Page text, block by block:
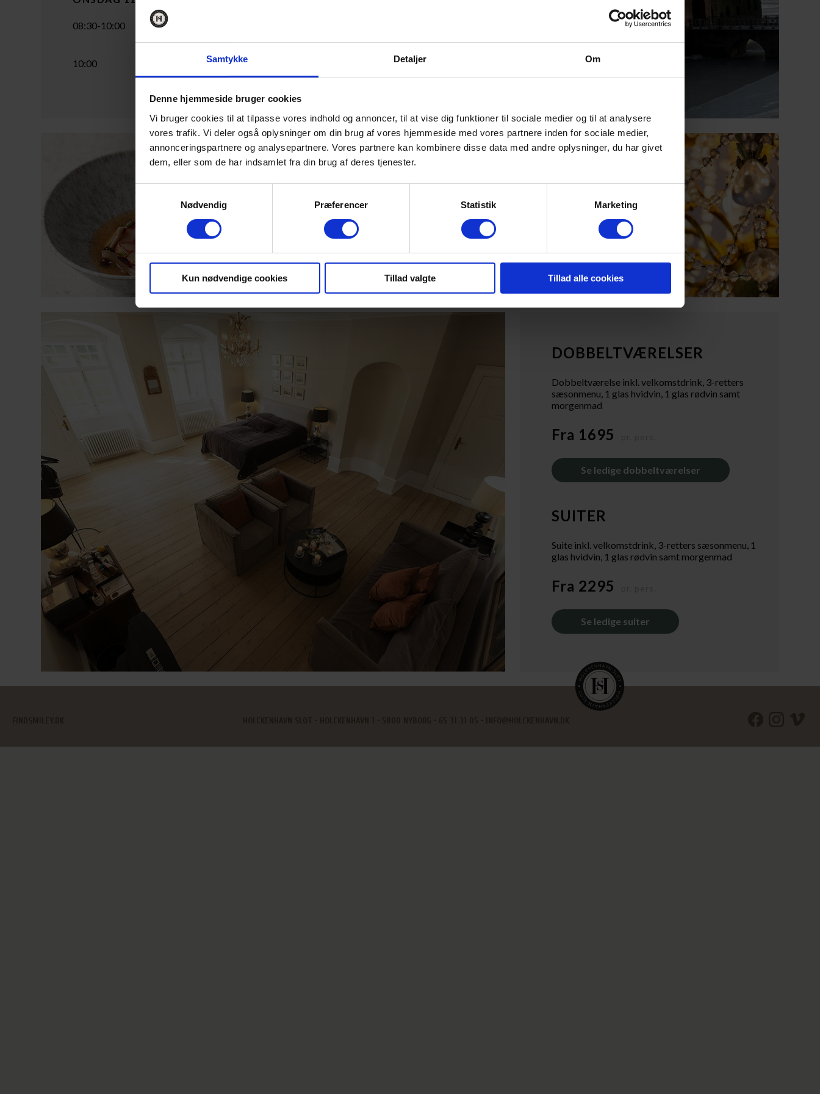
Samtykke Detaljer Om
Denne hjemmeside bruger cookies
Vi bruger cookies til at tilpasse vores indhold og annoncer, til at vise dig funktioner til sociale medier og til at analysere
vores trafik. Vi deler også oplysninger om din brug af vores hjemmeside med vores partnere inden for sociale medier,
annonceringspartnere og analysepartnere. Vores partnere kan kombinere disse data med andre oplysninger, du har givet
dem, eller som de har indsamlet fra din brug af deres tjenester.
Nødvendig
Præferencer Statistik Marketing
Kun nødvendige cookies Tillad valgte Tillad alle cookies
08:30-10:00
Morgenbuffet for
10:00
Check ud fra værelser og
afrejse
DOBBELTVÆRELSER
Dobbeltværelse inkl. velkomstdrink, 3-retters
sæsonmenu, 1 glas hvidvin, 1 glas rødvin samt
morgenmad
Fra 1695
Se ledige dobbeltværelser
SUITER
Suite inkl. velkomstdrink, 3-retters sæsonmenu, 1
glas hvidvin, 1 glas rødvin samt morgenmad
Fra 2295
Se ledige suiter